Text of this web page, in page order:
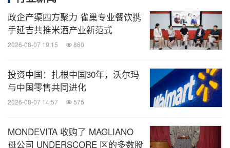
政企产渠四方聚力 雀巢专业餐饮携
手延吉共推米酒产业新范式
2026-08-07 19:15 860
投资中国：扎根中国30年，沃尔玛
与中国零售共同进化
2026-08-07 14:57 575
MONDEVITA 收购了 MAGLIANO
母公司 UNDERSCORE 区的多数股